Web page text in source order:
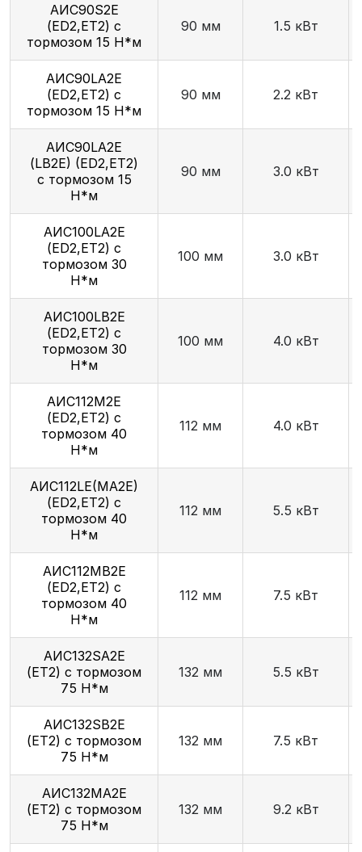
AИC90S2Е
(ED2,ET2) с
тормозом 15 Н*м
90 мм 1.5 кВт
АИС90LА2Е
(ED2,ET2) с
тормозом 15 Н*м
90 мм 2.2 кВт
AИC90LA2Е
(LB2Е) (ED2,ET2)
с тормозом 15
Н*м
90 мм 3.0 кВт
AИC100LA2Е
(ED2,ET2) с
тормозом 30
Н*м
100 мм 3.0 кВт
AИC100LB2Е
(ED2,ET2) с
тормозом 30
Н*м
100 мм 4.0 кВт
АИС112М2Е
(ED2,ET2) с
тормозом 40
Н*м
112 мм 4.0 кВт
AИC112LЕ(MA2Е)
(ED2,ET2) с
тормозом 40
Н*м
112 мм 5.5 кВт
АИС112МВ2Е
(ED2,ET2) с
тормозом 40
Н*м
112 мм 7.5 кВт
AИC132SA2Е
(ET2) с тормозом
75 Н*м
132 мм 5.5 кВт
АИС132SB2Е
(ET2) с тормозом
75 Н*м
132 мм 7.5 кВт
АИС132МА2Е
(ET2) с тормозом
75 Н*м
132 мм 9.2 кВт